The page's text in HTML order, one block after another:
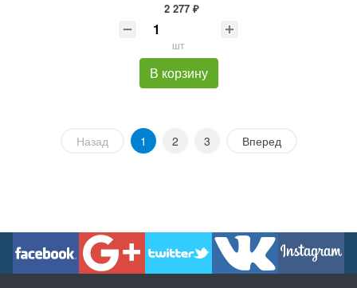
2 277 ₽
шт
В корзину
Назад 1 2 3 Вперед